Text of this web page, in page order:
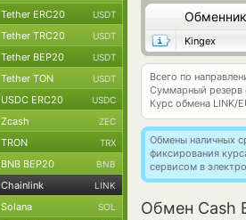
Обменник
Kingex
Всего по
Суммарный резерв
Курс обмена LINK/
Обмены наличных
фиксирования
сервисом в
Обмен Cash
Tether ERC20 USDT
Tether TRC20 USDT
Tether BEP20 USDT
Tether TON USDT
USDC ERC20 USDC
Zcash ZEC
TRON TRX
BNB BEP20 BNB
Chainlink LINK
Solana SOL